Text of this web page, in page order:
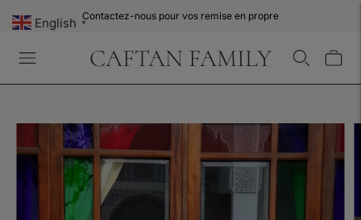
Contactez-nous pour vos remise en propre
CAFTAN FAMILY
English ▼